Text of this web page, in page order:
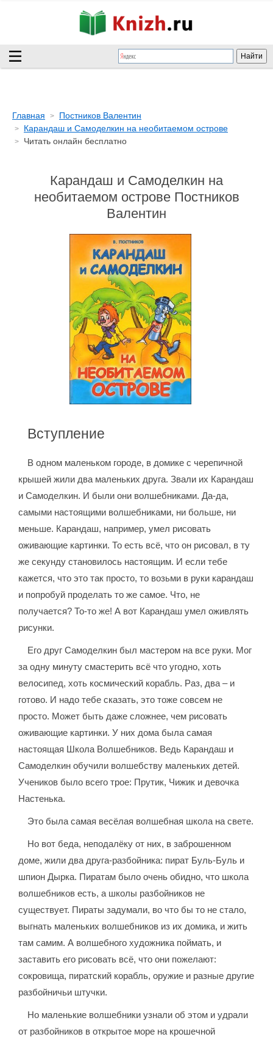
Главная
Постников Валентин
Карандаш и Самоделкин на необитаемом острове
Читать онлайн бесплатно
Карандаш и Самоделкин на
необитаемом острове Постников
Валентин
Вступление
В одном маленьком городе, в домике с черепичной
крышей жили два маленьких друга. Звали их Карандаш
и Самоделкин. И были они волшебниками. Да-да,
самыми настоящими волшебниками, ни больше, ни
меньше. Карандаш, например, умел рисовать
оживающие картинки. То есть всё, что он рисовал, в ту
же секунду становилось настоящим. И если тебе
кажется, что это так просто, то возьми в руки карандаш
и попробуй проделать то же самое. Что, не
получается? То-то же! А вот Карандаш умел оживлять
рисунки.
Его друг Самоделкин был мастером на все руки. Мог
за одну минуту смастерить всё что угодно, хоть
велосипед, хоть космический корабль. Раз, два – и
готово. И надо тебе сказать, это тоже совсем не
просто. Может быть даже сложнее, чем рисовать
оживающие картинки. У них дома была самая
настоящая Школа Волшебников. Ведь Карандаш и
Самоделкин обучили волшебству маленьких детей.
Учеников было всего трое: Прутик, Чижик и девочка
Настенька.
Это была самая весёлая волшебная школа на свете.
Но вот беда, неподалёку от них, в заброшенном
доме, жили два друга-разбойника: пират Буль-Буль и
шпион Дырка. Пиратам было очень обидно, что школа
волшебников есть, а школы разбойников не
существует. Пираты задумали, во что бы то не стало,
выгнать маленьких волшебников из их домика, и жить
там самим. А волшебного художника поймать, и
заставить его рисовать всё, что они пожелают:
сокровища, пиратский корабль, оружие и разные другие
разбойничьи штучки.
Но маленькие волшебники узнали об этом и удрали
от разбойников в открытое море на крошечной